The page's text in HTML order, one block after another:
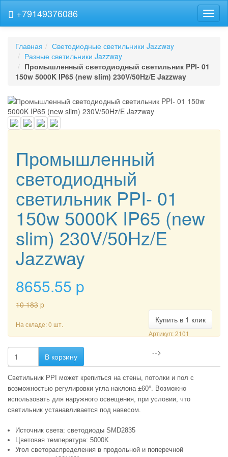
+79149376086
Главная
Светодиодные светильники Jazzway
Разные светильники Jazzway
Промышленный светодиодный светильник PPI- 01
150w 5000K IP65 (new slim) 230V/50Hz/E Jazzway
Промышленный
светодиодный
светильник PPI- 01
150w 5000K IP65 (new
slim) 230V/50Hz/E
Jazzway
8655.55 p
10 183 p
Купить в 1 клик
Артикул: 2101
На складе: 0 шт.
В корзину -->
Светильник PPI может крепиться на стены, потолки и пол с
возможностью регулировки угла наклона ±60°. Возможно
использовать для наружного освещения, при условии, что
светильник устанавливается под навесом.
Источник света: светодиоды SMD2835
Цветовая температура: 5000K
Угол светораспределения в продольной и поперечной